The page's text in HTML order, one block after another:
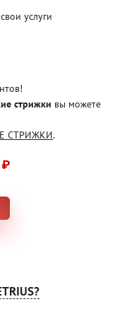
услуги
стрижки вы можете
СТРИЖКИ.
₽